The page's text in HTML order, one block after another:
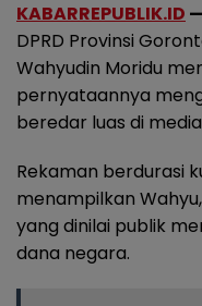
KABARREPUBLIK.ID
DPRD Provinsi
Wahyudin Moridu
pernyataannya
beredar luas di
Rekaman berdurasi
menampilkan
yang dinilai publik
dana negara.